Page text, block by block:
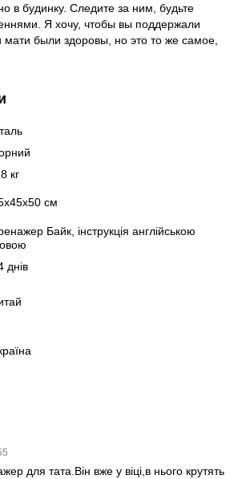
в будинку. Следите за ним, будьте
Я хочу, чтобы вы поддержали
были здоровы, но это то же самое,
кг
см
Байк, інструкція англійською
днів
для тата.Він вже у віці,в нього крутять